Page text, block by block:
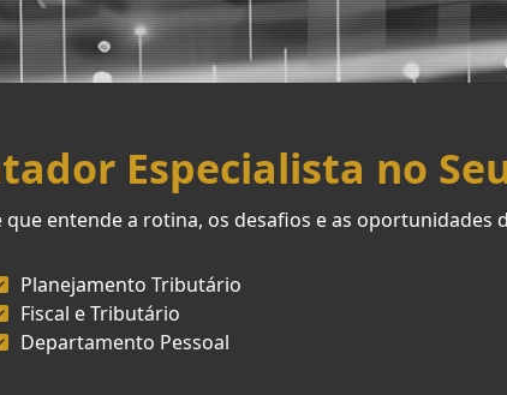
Especialista no
entende a rotina, os desafios e as oportunidades
Planejamento Tributário
Fiscal e Tributário
Departamento Pessoal